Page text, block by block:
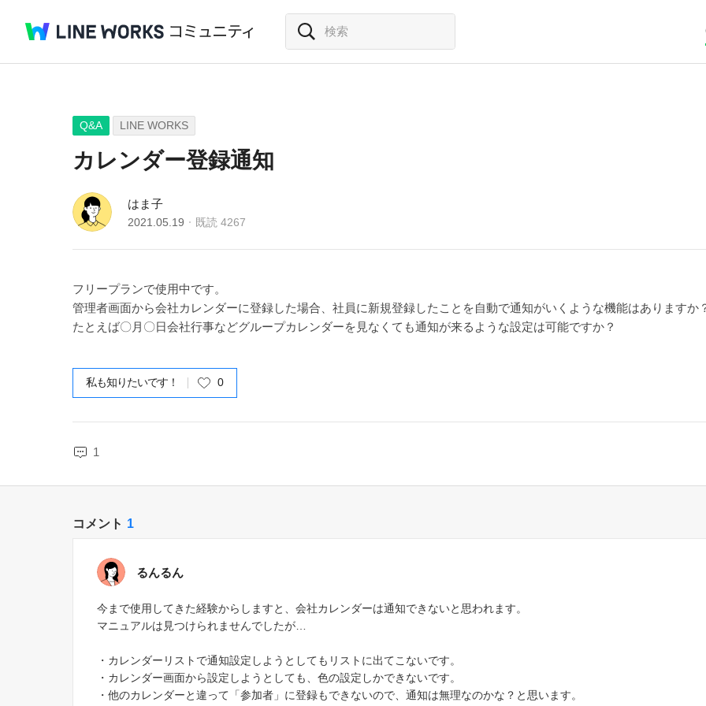
Q&A LINE WORKS
カレンダー登録通知
はま子
2021.05.19 既読 4267
フリープランで使用中です。
管理者画面から会社カレンダーに登録した場合、社員に新規登録したことを自動で通知がいくような機能はありますか
たとえば〇月〇日会社行事などグループカレンダーを見なくても通知が来るような設定は可能ですか？
私も知りたいです！ 0
1
コメント 1
るんるん
今まで使用してきた経験からしますと、会社カレンダーは通知できないと思われます。
マニュアルは見つけられませんでしたが…
・カレンダーリストで通知設定しようとしてもリストに出てこないです。
・カレンダー画面から設定しようとしても、色の設定しかできないです。
・他のカレンダーと違って「参加者」に登録もできないので、通知は無理なのかな？と思います。